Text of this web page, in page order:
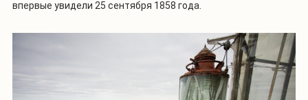
впервые увидели 25 сентября 1858 года.